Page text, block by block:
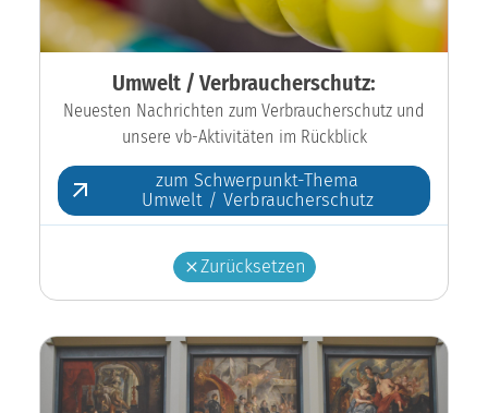
Umwelt / Verbraucherschutz:
Neuesten Nachrichten zum Verbraucherschutz und
unsere vb-Aktivitäten im Rückblick
zum Schwerpunkt-Thema
Umwelt / Verbraucherschutz
Zurücksetzen